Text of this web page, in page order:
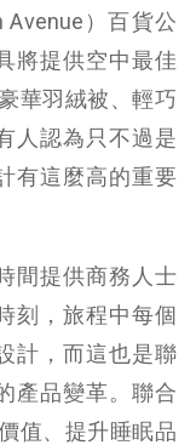
）百貨公
將提供空中最佳
華羽絨被、輕巧
人認為只不過是
有這麼高的重要
間提供商務人士
刻，旅程中每個
計，而這也是聯
產品變革。聯合
值、提升睡眠品